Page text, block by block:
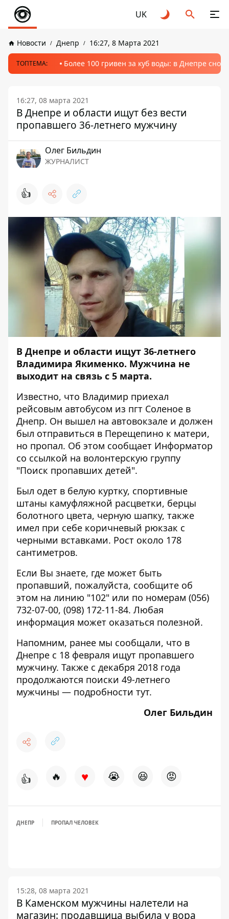
UK
Новости Днепр 16:27, 8 Марта 2021
ТОПТЕМА: Более 100 гривен за куб воды: в Днепре
16:27, 08 марта 2021
В Днепре и области ищут без вести
пропавшего 36-летнего мужчину
Олег Бильдин
ЖУРНАЛИСТ
👍
В Днепре и области ищут 36-летнего
Владимира Якименко. Мужчина не
выходит на связь с 5 марта.
Известно, что Владимир приехал
рейсовым автобусом из пгт Соленое в
Днепр. Он вышел на автовокзале и должен
был отправиться в Перещепино к матери,
но пропал. Об этом сообщает Информатор
со ссылкой на волонтерскую группу
"Поиск пропавших детей".
Был одет в белую куртку, спортивные
штаны камуфляжной расцветки, берцы
болотного цвета, черную шапку, также
имел при себе коричневый рюкзак с
черными вставками. Рост около 178
сантиметров.
Если Вы знаете, где может быть
пропавший, пожалуйста, сообщите об
этом на линию "102" или по номерам (056)
732-07-00, (098) 172-11-84. Любая
информация может оказаться полезной.
Напомним, ранее мы сообщали, что в
Днепре с 18 февраля ищут пропавшего
мужчину. Также с декабря 2018 года
продолжаются поиски 49-летнего
мужчины — подробности тут.
Олег Бильдин
👍 🔥 ♥ 😭 😆 😡
ДНЕПР ПРОПАЛ ЧЕЛОВЕК
15:28, 08 марта 2021
В Каменском мужчины налетели на
магазин: продавщица выбила у вора